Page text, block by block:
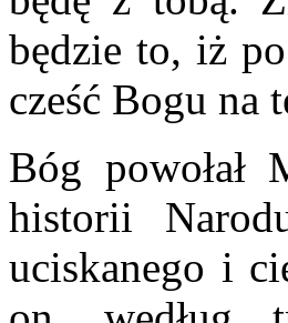
będzie to, iż
cześć Bogu na
Bóg powołał
historii
uciskanego i